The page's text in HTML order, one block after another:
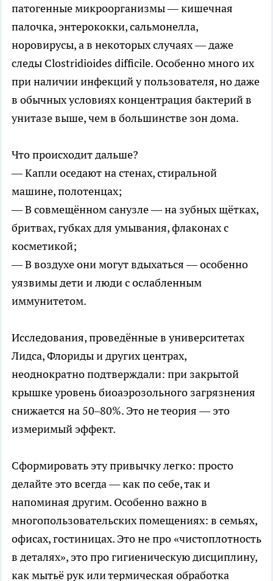
патогенные микроорганизмы — кишечная
палочка, энтерококки, сальмонелла,
норовирусы, а в некоторых случаях — даже
следы Clostridioides difficile. Особенно много их
при наличии инфекций у пользователя, но даже
в обычных условиях концентрация бактерий в
унитазе выше, чем в большинстве зон дома.
Что происходит дальше?
— Капли оседают на стенах, стиральной
машине, полотенцах;
— В совмещённом санузле — на зубных щётках,
бритвах, губках для умывания, флаконах с
косметикой;
— В воздухе они могут вдыхаться — особенно
уязвимы дети и люди с ослабленным
иммунитетом.
Исследования, проведённые в университетах
Лидса, Флориды и других центрах,
неоднократно подтверждали: при закрытой
крышке уровень биоаэрозольного загрязнения
снижается на 50–80%. Это не теория — это
измеримый эффект.
Сформировать эту привычку легко: просто
делайте это всегда — как по себе, так и
напоминая другим. Особенно важно в
многопользовательских помещениях: в семьях,
офисах, гостиницах. Это не про «чистоплотность
в деталях», это про гигиеническую дисциплину,
как мытьё рук или термическая обработка